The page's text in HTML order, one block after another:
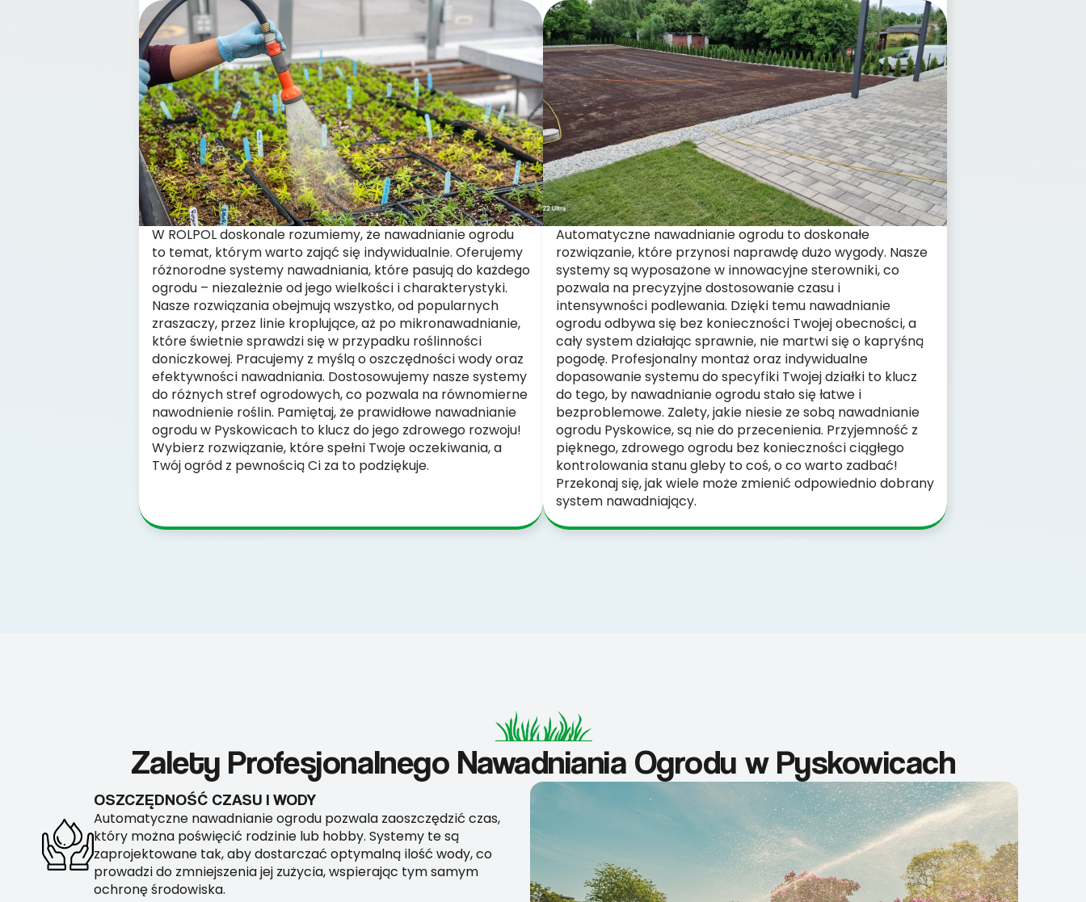
W ROLPOL doskonale rozumiemy, że nawadnianie ogrodu
to temat, którym warto zająć się indywidualnie. Oferujemy
różnorodne systemy nawadniania, które pasują do każdego
ogrodu – niezależnie od jego wielkości i charakterystyki.
Nasze rozwiązania obejmują wszystko, od popularnych
zraszaczy, przez linie kroplujące, aż po mikronawadnianie,
które świetnie sprawdzi się w przypadku roślinności
doniczkowej. Pracujemy z myślą o oszczędności wody oraz
efektywności nawadniania. Dostosowujemy nasze systemy
do różnych stref ogrodowych, co pozwala na równomierne
nawodnienie roślin. Pamiętaj, że prawidłowe nawadnianie
ogrodu w Pyskowicach to klucz do jego zdrowego rozwoju!
Wybierz rozwiązanie, które spełni Twoje oczekiwania, a
Twój ogród z pewnością Ci za to podziękuje.
Automatyczne nawadnianie ogrodu to doskonałe
rozwiązanie, które przynosi naprawdę dużo wygody. Nasze
systemy są wyposażone w innowacyjne sterowniki, co
pozwala na precyzyjne dostosowanie czasu i
intensywności podlewania. Dzięki temu nawadnianie
ogrodu odbywa się bez konieczności Twojej obecności, a
cały system działając sprawnie, nie martwi się o kapryśną
pogodę. Profesjonalny montaż oraz indywidualne
dopasowanie systemu do specyfiki Twojej działki to klucz
do tego, by nawadnianie ogrodu stało się łatwe i
bezproblemowe. Zalety, jakie niesie ze sobą nawadnianie
ogrodu Pyskowice, są nie do przecenienia. Przyjemność z
pięknego, zdrowego ogrodu bez konieczności ciągłego
kontrolowania stanu gleby to coś, o co warto zadbać!
Przekonaj się, jak wiele może zmienić odpowiednio dobrany
system nawadniający.
Zalety Profesjonalnego Nawadniania Ogrodu w Pyskowicach
OSZCZĘDNOŚĆ CZASU I WODY
Automatyczne nawadnianie ogrodu pozwala zaoszczędzić czas,
który można poświęcić rodzinie lub hobby. Systemy te są
zaprojektowane tak, aby dostarczać optymalną ilość wody, co
prowadzi do zmniejszenia jej zużycia, wspierając tym samym
ochronę środowiska.